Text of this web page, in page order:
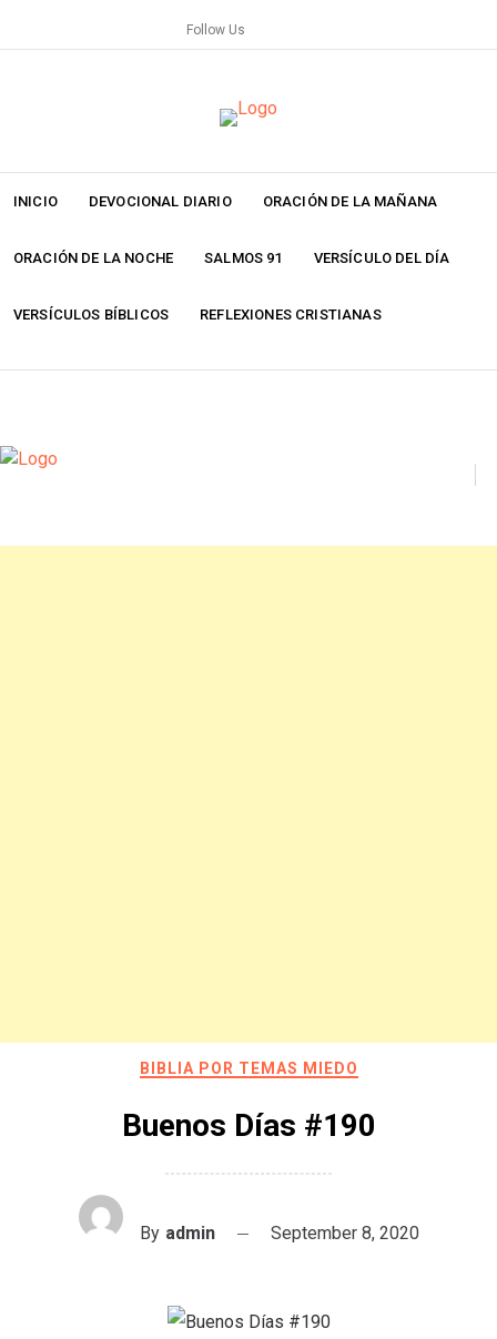
Follow Us
INICIO DEVOCIONAL DIARIO ORACIÓN DE LA MAÑANA
ORACIÓN DE LA NOCHE SALMOS 91 VERSÍCULO DEL DÍA
VERSÍCULOS BÍBLICOS REFLEXIONES CRISTIANAS
BIBLIA POR TEMAS MIEDO
Buenos Días #190
By admin September 8, 2020